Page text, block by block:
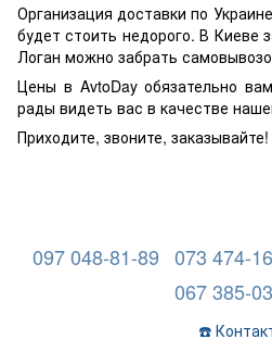
Организация доставки по
будет стоить недорого. В Киеве
Логан можно забрать
Цены в AvtoDay обязательно
рады видеть вас в качестве
Приходите, звоните, заказывайте!
097 048-81-89 073 474-
067 385-
☎️